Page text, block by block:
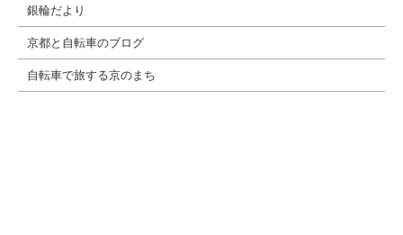
銀輪だより
京都と自転車のブログ
自転車で旅する京のまち